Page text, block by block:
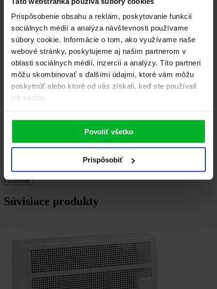
Prispôsobenie obsahu a reklám, poskytovanie funkcií
sociálnych médií a analýza návštevnosti používame
súbory cookie. Informácie o tom, ako využívame naše
webové stránky, poskytujeme aj našim partnerom v
oblasti sociálnych médií, inzercii a analýzy. Títo partneri
môžu skombinovať s ďalšími údajmi, ktoré vám môžu
poskytnúť alebo ktoré od vás získali, keď ste používali
ich služby.
Povoliť všetko
Prispôsobiť
Recenzie0
Buďte první, kdo produkt IM 531 ohodnotí.
Napsat uživatelskou recenzi
Uživatelská recenze
Súvisiace produkty